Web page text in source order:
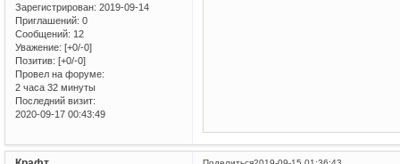
Зарегистрирован: 2019-09-14
Приглашений: 0
Сообщений: 12
Уважение: [+0/-0]
Позитив: [+0/-0]
Провел на форуме:
2 часа 32 минуты
Последний визит:
2020-09-17 00:43:49